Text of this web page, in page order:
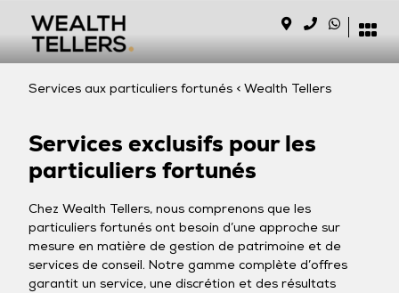
Services aux particuliers fortunés < Wealth Tellers
Services exclusifs pour les
particuliers fortunés
Chez Wealth Tellers, nous comprenons que les
particuliers fortunés ont besoin d’une approche sur
mesure en matière de gestion de patrimoine et de
services de conseil. Notre gamme complète d’offres
garantit un service, une discrétion et des résultats